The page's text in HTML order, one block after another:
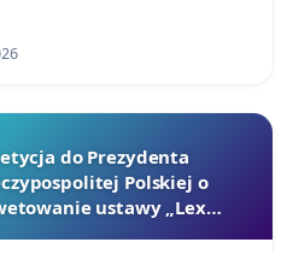
do Prezydenta
Polskiej o
ustawy „Lex